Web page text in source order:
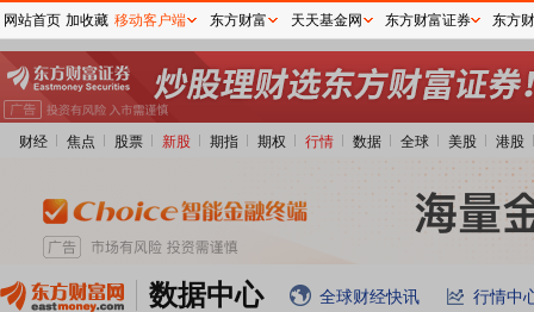
财经 焦点 股票 新股 期指 期权 行情 数据 全球 美股 港股
数据中心 全球财经快讯 行情中
网站首页 加收藏 移动客户端 东方财富 天天基金网 东方财富证券 东方